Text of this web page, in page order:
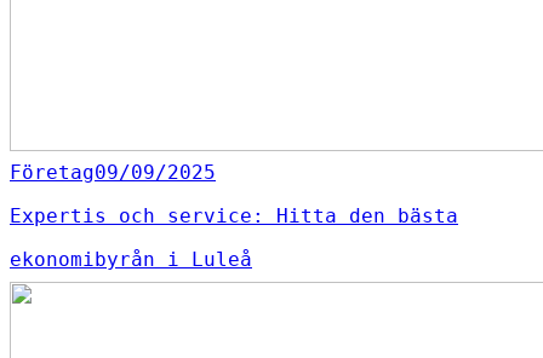
Företag09/09/2025
Expertis och service: Hitta den bästa
ekonomibyrån i Luleå